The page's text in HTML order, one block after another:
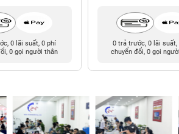
0 lãi suất, 0 phí
0 gọi người thân
0 trả trước, 0 lãi suất,
chuyển đổi, 0 gọi